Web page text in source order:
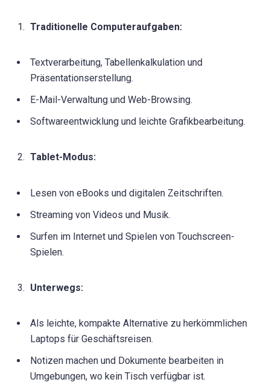
Traditionelle Computeraufgaben:
Textverarbeitung, Tabellenkalkulation und
Präsentationserstellung.
E-Mail-Verwaltung und Web-Browsing.
Softwareentwicklung und leichte Grafikbearbeitung.
Tablet-Modus:
Lesen von eBooks und digitalen Zeitschriften.
Streaming von Videos und Musik.
Surfen im Internet und Spielen von Touchscreen-
Spielen.
Unterwegs:
Als leichte, kompakte Alternative zu herkömmlichen
Laptops für Geschäftsreisen.
Notizen machen und Dokumente bearbeiten in
Umgebungen, wo kein Tisch verfügbar ist.